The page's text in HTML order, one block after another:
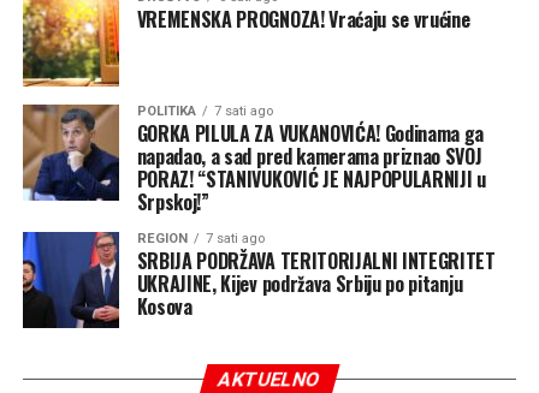
sklone naš štand, znamo da
smo na pravom putu!”
jasan je bio lider PSS-a.
Besplatna pravna pomoć za sve mještane
Laktaša i okoline
Goran Bundalo, koji će djelovati u novootvorenoj
kancelariji, naglasio je da je ovo izuzetno važan dan za
VREMENSKA PROGNOZA! Vraćaju se vrućine
POLITIKA 7 sati ago
GORKA PILULA ZA VUKANOVIĆA! Godinama ga
napadao, a sad pred kamerama priznao SVOJ
PORAZ! “STANIVUKOVIĆ JE NAJPOPULARNIJI u
Srpskoj!”
REGION 7 sati ago
SRBIJA PODRŽAVA TERITORIJALNI INTEGRITET
UKRAJINE, Kijev podržava Srbiju po pitanju
Kosova
AKTUELNO